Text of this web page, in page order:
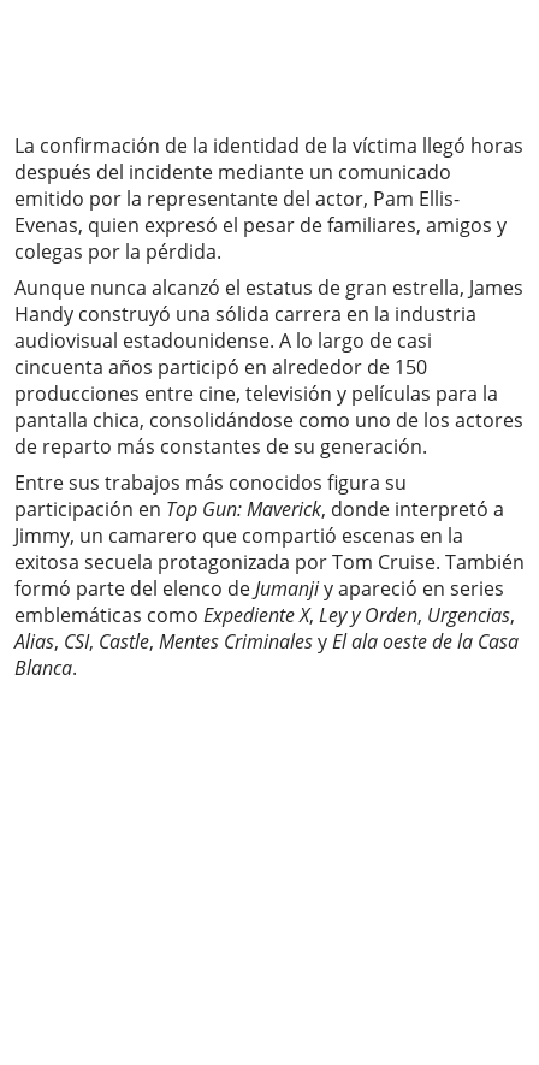
La confirmación de la identidad de la víctima llegó horas
después del incidente mediante un comunicado
emitido por la representante del actor, Pam Ellis-
Evenas, quien expresó el pesar de familiares, amigos y
colegas por la pérdida.
Aunque nunca alcanzó el estatus de gran estrella, James
Handy construyó una sólida carrera en la industria
audiovisual estadounidense. A lo largo de casi
cincuenta años participó en alrededor de 150
producciones entre cine, televisión y películas para la
pantalla chica, consolidándose como uno de los actores
de reparto más constantes de su generación.
Entre sus trabajos más conocidos figura su
participación en Top Gun: Maverick, donde interpretó a
Jimmy, un camarero que compartió escenas en la
exitosa secuela protagonizada por Tom Cruise. También
formó parte del elenco deJumanjiy apareció en series
emblemáticas como Expediente X, Ley y Orden, Urgencias,
Alias, CSI, Castle, Mentes CriminalesyEl ala oeste de la Casa
Blanca.